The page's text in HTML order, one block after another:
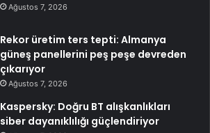
Ağustos 7, 2026
Rekor üretim ters tepti: Almanya
güneş panellerini peş peşe devreden
çıkarıyor
Ağustos 7, 2026
Kaspersky: Doğru BT alışkanlıkları
siber dayanıklılığı güçlendiriyor